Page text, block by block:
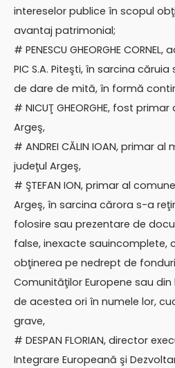
intereselor publice în scopul
avantaj patrimonial;
# PENESCU GHEORGHE
PIC S.A. Piteşti, în sarcina
de dare de mită, în formă
# NICUŢ GHEORGHE, fost
Argeş,
# ANDREI CĂLIN IOAN, primar
judeţul Argeş,
# ŞTEFAN ION, primar al
Argeş, în sarcina cărora s-a
folosire sau prezentare de
false, inexacte sauincomplete,
obţinerea pe nedrept de
Comunităţilor Europene sau
de acestea ori în numele lor,
grave,
# DESPAN FLORIAN, director
Integrare Europeană şi